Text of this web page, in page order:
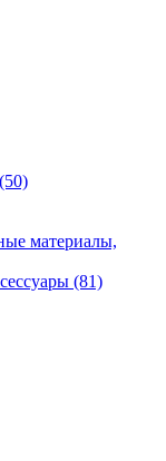
(50)
материалы,
(81)